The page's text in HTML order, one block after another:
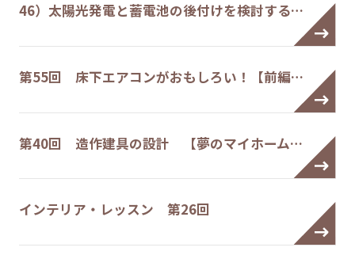
46）太陽光発電と蓄電池の後付けを検討する…
第55回 床下エアコンがおもしろい！【前編…
第40回 造作建具の設計 【夢のマイホーム…
インテリア・レッスン 第26回